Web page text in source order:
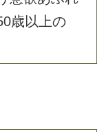
歳以上の